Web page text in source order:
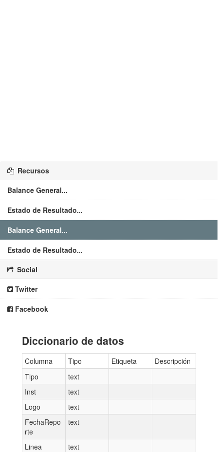
Recursos
Balance General...
Estado de Resultado...
Balance General...
Estado de Resultado...
Social
Twitter
Facebook
Diccionario de datos
Columna Tipo Etiqueta
Descripción
Tipo
text
Inst
text
Logo
text
FechaRepo
rte
text
Linea
text